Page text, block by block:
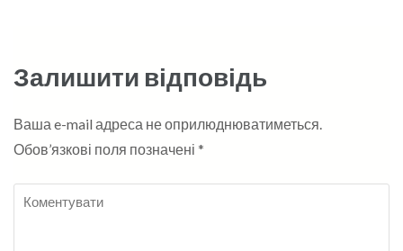
Залишити відповідь
Ваша e-mail адреса не оприлюднюватиметься.
Обов’язкові поля позначені *
Коментувати